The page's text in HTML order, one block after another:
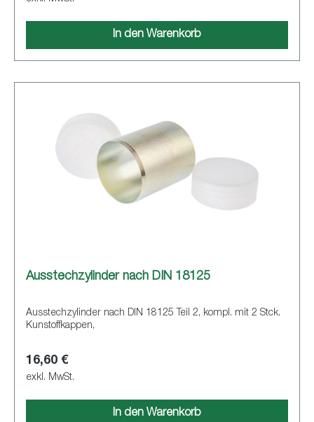
In den Warenkorb
Ausstechzylinder nach DIN 18125
Ausstechzylinder nach DIN 18125 Teil 2, kompl. mit 2 Stck.
Kunstoffkappen,
16,60 €
exkl. MwSt.
In den Warenkorb